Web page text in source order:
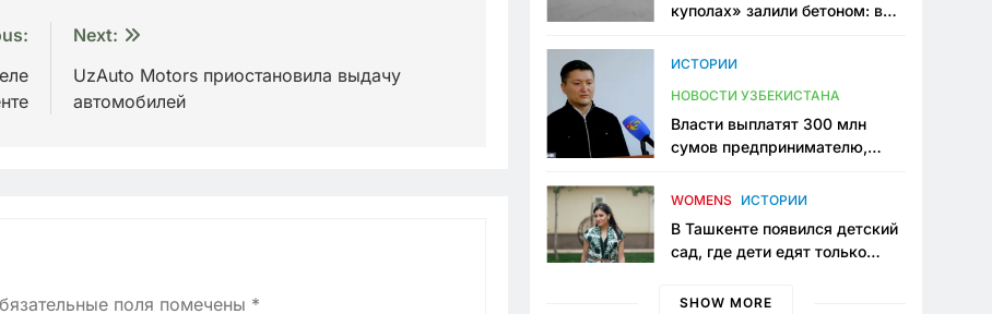
Next:
UzAuto Motors приостановила выдачу
автомобилей
поля помечены *
куполах» залили бетоном: в
одно общественное
ИСТОРИИ
НОВОСТИ УЗБЕКИСТАНА
Власти выплатят 300 млн
сумов предпринимателю,
тюрьме по незаконному
WOMENS ИСТОРИИ
В Ташкенте появился детский
сад, где дети едят только
мама, которая устала просить
SHOW MORE